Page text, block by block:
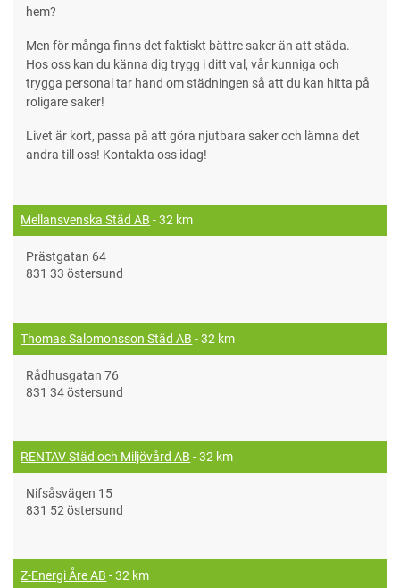
hem?
Men för många finns det faktiskt bättre saker än att städa.
Hos oss kan du känna dig trygg i ditt val, vår kunniga och
trygga personal tar hand om städningen så att du kan hitta på
roligare saker!
Livet är kort, passa på att göra njutbara saker och lämna det
andra till oss! Kontakta oss idag!
Mellansvenska Städ AB - 32 km
Prästgatan 64
831 33 östersund
Thomas Salomonsson Städ AB - 32 km
Rådhusgatan 76
831 34 östersund
RENTAV Städ och Miljövård AB - 32 km
Nifsåsvägen 15
831 52 östersund
Z-Energi Åre AB - 32 km